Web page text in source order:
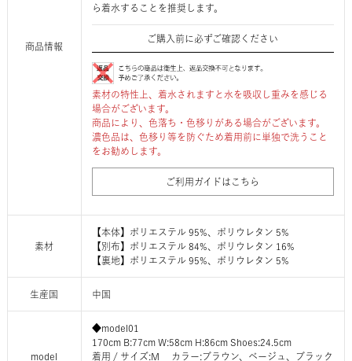
商品情報
ら着水することを推奨します。
ご購入前に必ずご確認ください
素材の特性上、着水されますと水を吸収し重みを感じる
場合がございます。
商品により、色落ち・色移りがある場合がございます。
濃色品は、色移り等を防ぐため着用前に単独で洗うこと
をお勧めします。
ご利用ガイドはこちら
素材
【本体】ポリエステル 95%、ポリウレタン 5%
【別布】ポリエステル 84%、ポリウレタン 16%
【裏地】ポリエステル 95%、ポリウレタン 5%
生産国 中国
model
◆model01
170cm B:77cm W:58cm H:86cm Shoes:24.5cm
着用 / サイズ:M カラー:ブラウン、ベージュ、ブラック